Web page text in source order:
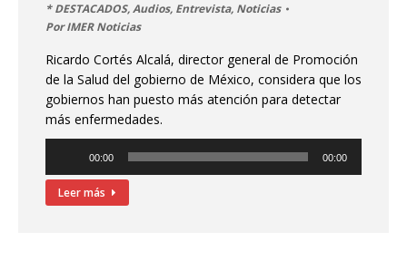
* DESTACADOS,Audios, Entrevista, Noticias
PorIMER Noticias
Ricardo Cortés Alcalá, director general de Promoción
de la Salud del gobierno de México, considera que los
gobiernos han puesto más atención para detectar
más enfermedades.
audio
00:00 00:00
Leer más